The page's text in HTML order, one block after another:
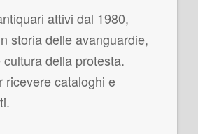
attivi dal 1980,
storia delle avanguardie,
cultura della protesta.
ricevere cataloghi e